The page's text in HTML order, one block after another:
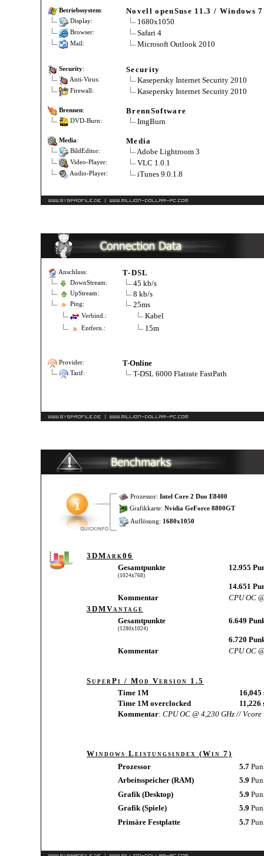
Betriebssystem: Novell openSuse 11.3 / Windows
Display: 1680x1050
Browser: Safari 4
Mail: Microsoft Outlook 2010
Security: Security
Anti-Virus: Kasepersky Internet Security 2010
Firewall: Kasepersky Internet Security 2010
Brennen: BrennSoftware
DVD-Burn: ImgBurn
Media: Media
BildEditor: Adobe Lightroom 3
Video-Player: VLC 1.0.1
Audio-Player: iTunes 9.0.1.8
Anschluss: T-DSL
DownStream: 45 kb/s
UpStream: 8 kb/s
Ping: 25ms
Verbind.: Kabel
Entfern.: 15m
Provider: T-Online
Tarif: T-DSL 6000 Flatrate FastPath
Prozessor: Intel Core 2 Duo E8400
Grafikkarte: Nvidia GeForce 8800GT
Auflösung: 1680x1050
3DMark06
Gesamtpunkte
(1024x768)
12.955
14.651
Kommentar
CPU OC
3DMVantage
Gesamtpunkte
(1280x1024)
6.649
6.720
Kommentar
CPU OC
SuperPi / Mod Version 1.5
Time 1M
16,045
Time 1M overclocked
11,226
Kommentar: CPU OC @ 4,230 GHz //
Windows Leistungsindex (Win 7)
Prozessor
5.7
Arbeitsspeicher (RAM)
5.9
Grafik (Desktop)
5.9
Grafik (Spiele)
5.9
Primäre Festplatte
5.7